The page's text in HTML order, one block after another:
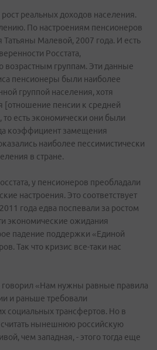
реальных доходов населения.
По настроениям пенсионеров
Татьяны Малевой, 2007 года. И есть
Росстата,
группам. Эти данные
пенсионеры были наиболее
группой населения, хотя
пенсии к средней
то есть экономически они были
коэффициент замещения
наиболее пессимистически
в стране.
у пенсионеров преобладали
настроения. Это соответствует
года едва поспевали за ростом
экономические ожидания
падение поддержки «Единой
Так что кризис все-таки нас
говорил «Нам нужны равные правила
и раньше требовали
социальных трансфертов. Но в
нынешнюю российскую
чем западная, - этого тогда еще